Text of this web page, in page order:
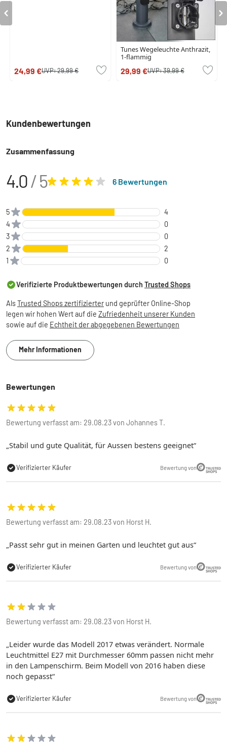
24,99 €UVP:29,99 €
Tunes Wegeleuchte Anthrazit,
1-flammig
29,99 €UVP:39,99 €
Kundenbewertungen
Zusammenfassung
4.0/ 5 6 Bewertungen
5
4
4
0
3
0
2
2
1
0
Verifizierte Produktbewertungen durch Trusted Shops
AlsTrusted Shops zertifizierter und geprüfter Online-Shop
legen wir hohen Wert auf die Zufriedenheit unserer Kunden
sowie auf die Echtheit der abgegebenen Bewertungen
Mehr Informationen
Bewertungen
Bewertung verfasst am: 29.08.23 von Johannes T.
Stabil und gute Qualität, für Aussen bestens geeignet
Verifizierter Käufer Bewertung von
Bewertung verfasst am: 29.08.23 von Horst H.
Passt sehr gut in meinen Garten und leuchtet gut aus
Verifizierter Käufer Bewertung von
Bewertung verfasst am: 29.08.23 von Horst H.
Leider wurde das Modell 2017 etwas verändert. Normale
Leuchtmittel E27 mit Durchmesser 60mm passen nicht mehr
in den Lampenschirm. Beim Modell von 2016 haben diese
noch gepasst
Verifizierter Käufer Bewertung von